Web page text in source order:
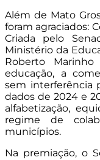
Além de Mato
foram agraciados:
Criada pelo
Ministério da
Roberto
educação, a
sem interferência
dados de 2024 e
alfabetização,
regime de
municípios.
Na premiação, o